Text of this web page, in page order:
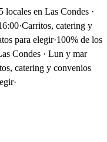
5 locales en Las Condes ·
·Carritos, catering y
para elegir·100% de los
Condes · Lun y mar
catering y convenios
·